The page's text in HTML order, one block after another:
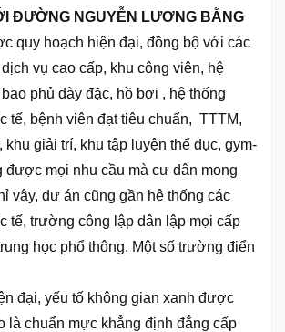
ĐƯỜNG NGUYỄN LƯƠNG BẰNG
quy hoạch hiện đại, đồng bộ với các
vụ cao cấp, khu công viên, hệ
phủ dày đặc, hồ bơi , hệ thống
tế, bệnh viên đạt tiêu chuẩn, TTTM,
khu giải trí, khu tập luyện thể dục, gym-
mọi nhu cầu mà cư dân mong
vậy, dự án cũng gần hệ thống các
tế, trường công lập dân lập mọi cấp
học phổ thông. Một số trường điển
đại, yếu tố không gian xanh được
là chuẩn mực khẳng định đẳng cấp